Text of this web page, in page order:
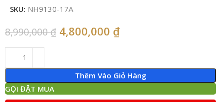
SKU: NH9130-17A
8,990,000₫ 4,800,000 ₫
Thêm Vào Giỏ Hàng
GỌI ĐẶT MUA